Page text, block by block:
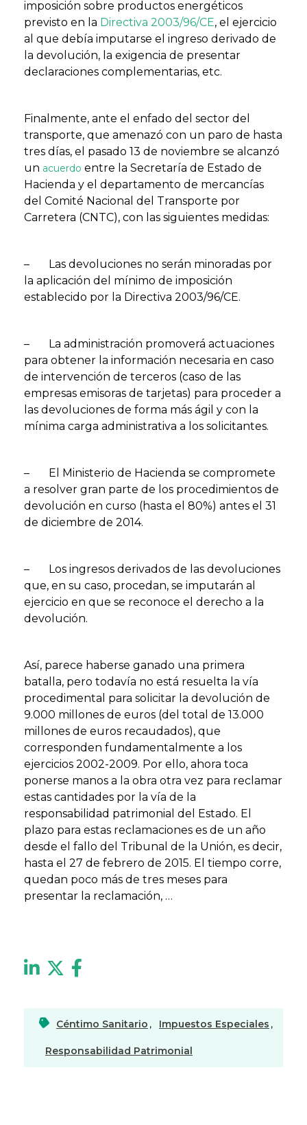
imposición sobre productos energéticos
previsto en la Directiva 2003/96/CE, el ejercicio
al que debía imputarse el ingreso derivado de
la devolución, la exigencia de presentar
declaraciones complementarias, etc.
Finalmente, ante el enfado del sector del
transporte, que amenazó con un paro de hasta
tres días, el pasado 13 de noviembre se alcanzó
un acuerdo entre la Secretaría de Estado de
Hacienda y el departamento de mercancías
del Comité Nacional del Transporte por
Carretera (CNTC), con las siguientes medidas:
– Las devoluciones no serán minoradas por
la aplicación del mínimo de imposición
establecido por la Directiva 2003/96/CE.
– La administración promoverá actuaciones
para obtener la información necesaria en caso
de intervención de terceros (caso de las
empresas emisoras de tarjetas) para proceder a
las devoluciones de forma más ágil y con la
mínima carga administrativa a los solicitantes.
– El Ministerio de Hacienda se compromete
a resolver gran parte de los procedimientos de
devolución en curso (hasta el 80%) antes el 31
de diciembre de 2014.
– Los ingresos derivados de las devoluciones
que, en su caso, procedan, se imputarán al
ejercicio en que se reconoce el derecho a la
devolución.
Así, parece haberse ganado una primera
batalla, pero todavía no está resuelta la vía
procedimental para solicitar la devolución de
9.000 millones de euros (del total de 13.000
millones de euros recaudados), que
corresponden fundamentalmente a los
ejercicios 2002-2009. Por ello, ahora toca
ponerse manos a la obra otra vez para reclamar
estas cantidades por la vía de la
responsabilidad patrimonial del Estado. El
plazo para estas reclamaciones es de un año
desde el fallo del Tribunal de la Unión, es decir,
hasta el 27 de febrero de 2015. El tiempo corre,
quedan poco más de tres meses para
presentar la reclamación, …
Céntimo Sanitario , Impuestos Especiales ,
Responsabilidad Patrimonial